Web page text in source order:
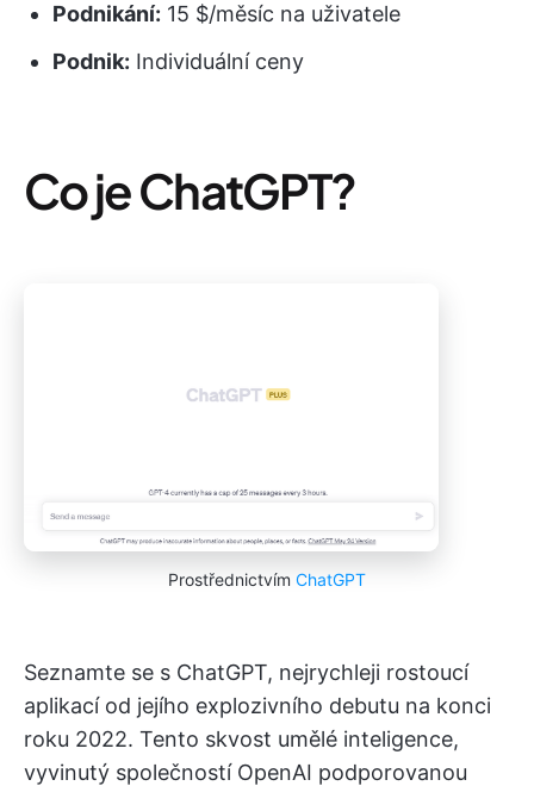
Podnikání: 15 $/měsíc na uživatele
Podnik: Individuální ceny
Co je ChatGPT?
Prostřednictvím ChatGPT
Seznamte se s ChatGPT, nejrychleji rostoucí
aplikací od jejího explozivního debutu na konci
roku 2022. Tento skvost umělé inteligence,
vyvinutý společností OpenAI podporovanou